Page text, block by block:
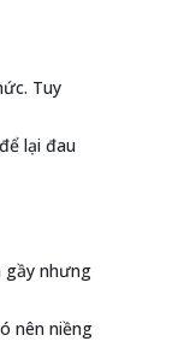
Tuy
lại đau
gầy nhưng
nên niềng